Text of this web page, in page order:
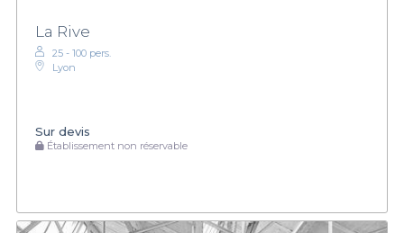
La Rive
25 - 100 pers.
Lyon
Sur devis
Établissement non réservable